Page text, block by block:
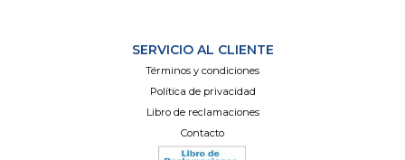
SERVICIO AL CLIENTE
Términos y condiciones
Política de privacidad
Libro de reclamaciones
Contacto